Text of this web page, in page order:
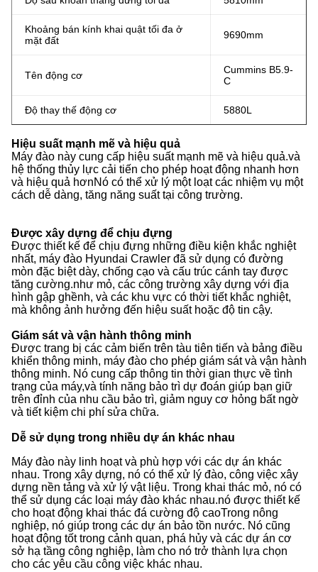
Khoảng bán kính khai quật tối đa ở
mặt đất
9690mm
Tên động cơ
Cummins B5.9-
C
Độ thay thế động cơ 5880L
Hiệu suất mạnh mẽ và hiệu quả
Máy đào này cung cấp hiệu suất mạnh mẽ và hiệu quả.và
hệ thống thủy lực cải tiến cho phép hoạt động nhanh hơn
và hiệu quả hơnNó có thể xử lý một loạt các nhiệm vụ một
cách dễ dàng, tăng năng suất tại công trường.
Được xây dựng để chịu đựng
Được thiết kế để chịu đựng những điều kiện khắc nghiệt
nhất, máy đào Hyundai Crawler đã sử dụng có đường
mòn đặc biệt dày, chống cạo và cấu trúc cánh tay được
tăng cường.như mỏ, các công trường xây dựng với địa
hình gập ghềnh, và các khu vực có thời tiết khắc nghiệt,
mà không ảnh hưởng đến hiệu suất hoặc độ tin cậy.
Giám sát và vận hành thông minh
Được trang bị các cảm biến trên tàu tiên tiến và bảng điều
khiển thông minh, máy đào cho phép giám sát và vận hành
thông minh. Nó cung cấp thông tin thời gian thực về tình
trạng của máy,và tính năng bảo trì dự đoán giúp bạn giữ
trên đỉnh của nhu cầu bảo trì, giảm nguy cơ hỏng bất ngờ
và tiết kiệm chi phí sửa chữa.
Dễ sử dụng trong nhiều dự án khác nhau
Máy đào này linh hoạt và phù hợp với các dự án khác
nhau. Trong xây dựng, nó có thể xử lý đào, công việc xây
dựng nền tảng và xử lý vật liệu. Trong khai thác mỏ, nó có
thể sử dụng các loại máy đào khác nhau.nó được thiết kế
cho hoạt động khai thác đá cường độ caoTrong nông
nghiệp, nó giúp trong các dự án bảo tồn nước. Nó cũng
hoạt động tốt trong cảnh quan, phá hủy và các dự án cơ
sở hạ tầng công nghiệp, làm cho nó trở thành lựa chọn
cho các yêu cầu công việc khác nhau.